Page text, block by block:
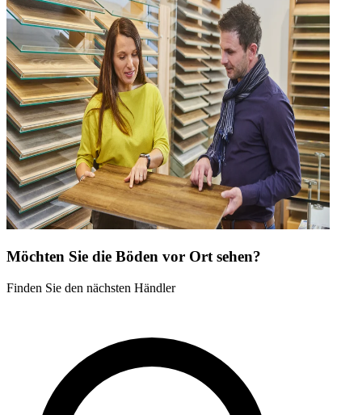
Möchten Sie die Böden vor Ort sehen?
Finden Sie den nächsten Händler